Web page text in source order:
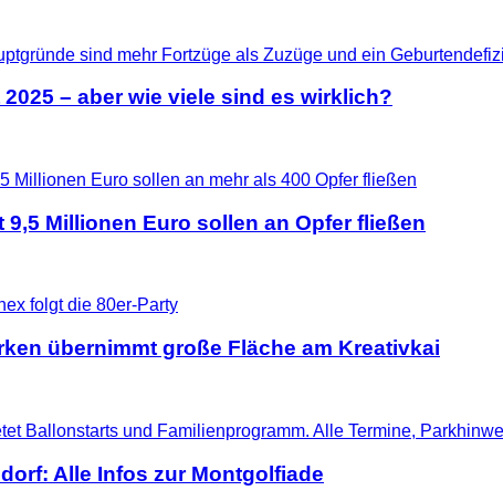
– aber wie viele sind es wirklich?
Millionen Euro sollen an Opfer fließen
übernimmt große Fläche am Kreativkai
Alle Infos zur Montgolfiade